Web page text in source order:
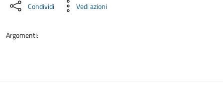
Condividi Vedi azioni
Argomenti: